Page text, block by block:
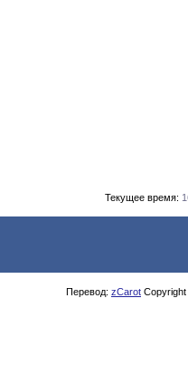
Текущее время:
Перевод: zCarot